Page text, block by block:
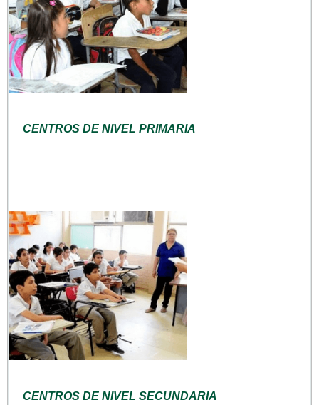
CENTROS DE NIVEL PRIMARIA
CENTROS DE NIVEL SECUNDARIA